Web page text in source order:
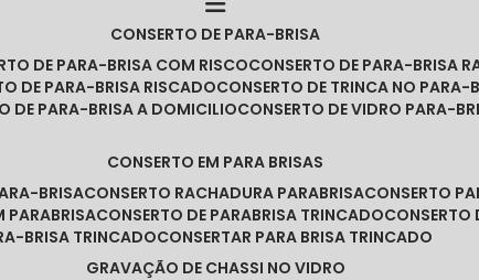
CONSERTO DE PARA-BRISA
DE PARA-BRISA COM RISCO
CONSERTO DE PARA-BRISA
DE PARA-BRISA RISCADO CONSERTO DE TRINCA NO PARA-
DE PARA-BRISA A DOMICILIO CONSERTO DE VIDRO PARA-
CONSERTO EM PARA BRISAS
BRISA CONSERTO RACHADURA PARABRISA CONSERTO
PARABRISA CONSERTO DE PARABRISA TRINCADO
BRISA TRINCADO
CONSERTAR PARA BRISA TRINCADO
GRAVAÇÃO DE CHASSI NO VIDRO